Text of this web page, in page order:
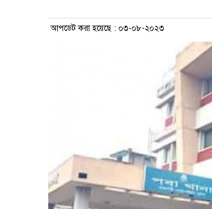
আপডেট করা হয়েছে : ০৩-০৮-২০২৩